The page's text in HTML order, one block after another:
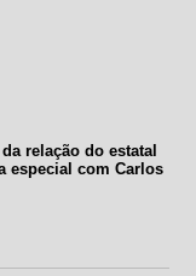
relação do estatal
especial com Carlos